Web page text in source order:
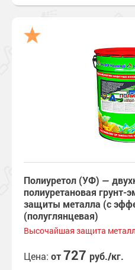
Полиуретол (УФ) —
полиуретановая грунт-
защиты металла (с
(полуглянцевая)
Высочайшая защита
Цена: от727 руб./кг.